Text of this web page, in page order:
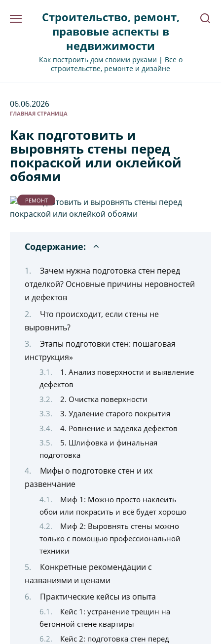
Строительство, ремонт,
правовые аспекты в
недвижимости
Как построить дом своими руками | Все о
строительстве, ремонте и дизайне
06.06.2026
ГЛАВНАЯ СТРАНИЦА
Как подготовить и
выровнять стены перед
покраской или оклейкой
обоями
РЕМОНТ
Содержание:
Зачем нужна подготовка стен перед
отделкой? Основные причины неровностей
и дефектов
Что происходит, если стены не
выровнить?
Этапы подготовки стен: пошаговая
инструкция»
1. Анализ поверхности и выявление
дефектов
2. Очистка поверхности
3. Удаление старого покрытия
4. Ровнение и заделка дефектов
5. Шлифовка и финальная
подготовка
Мифы о подготовке стен и их
развенчание
Миф 1: Можно просто наклеить
обои или покрасить и всё будет хорошо
Миф 2: Выровнять стены можно
только с помощью профессиональной
техники
Конкретные рекомендации с
названиями и ценами
Практические кейсы из опыта
Кейс 1: устранение трещин на
бетонной стене квартиры
Кейс 2: подготовка стен перед